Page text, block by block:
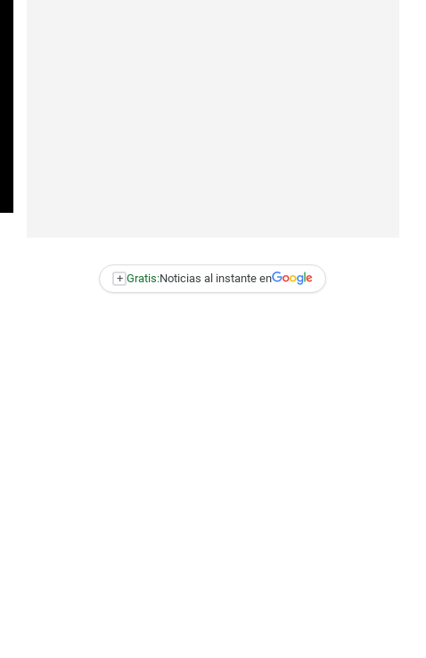
+ Gratis:Noticias al instante en